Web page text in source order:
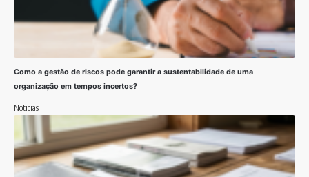
Como a gestão de riscos pode garantir a sustentabilidade de uma
organização em tempos incertos?
Noticias